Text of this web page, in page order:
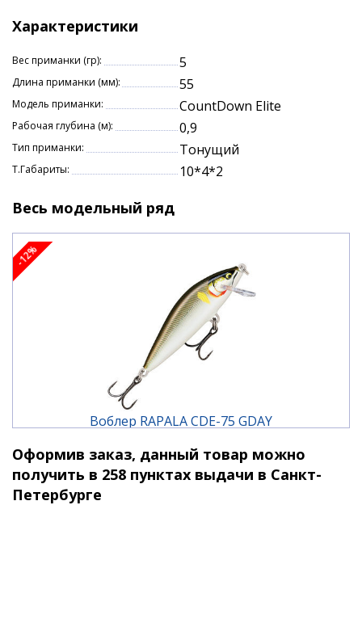
Органичные движения в воде.
Крючки премиум-класса VMC® 7554 чёрный
никель.
Характеристики:
Длина: 5,5 см.
Вес: 5 гр.
Заглубление: до 0,9 м.
Характеристики
Вес приманки (гр): 5
Длина приманки (мм): 55
Модель приманки: CountDown Elite
Рабочая глубина (м): 0,9
Тип приманки: Тонущий
Т.Габариты: 10*4*2
Весь модельный ряд
-12%
Воблер RAPALA CDE-75 GDAY
2 160 ₽ 2 440 ₽
Оформив заказ, данный товар можно
получить в 258 пунктах выдачи в Санкт-
Петербурге